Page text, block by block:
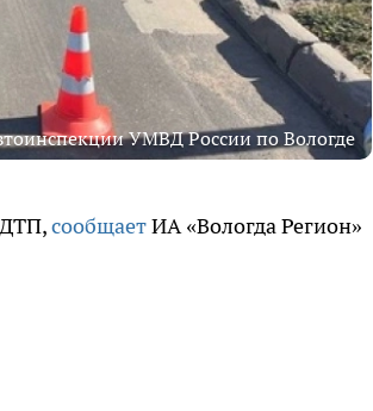
УМВД России по Вологде
сообщаетИА «Вологда Регион»